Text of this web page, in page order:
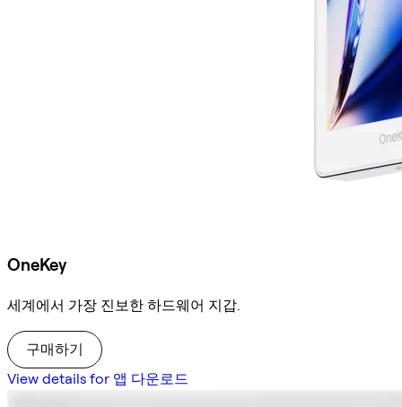
OneKey
세계에서 가장 진보한 하드웨어 지갑.
구매하기
View details for 앱 다운로드